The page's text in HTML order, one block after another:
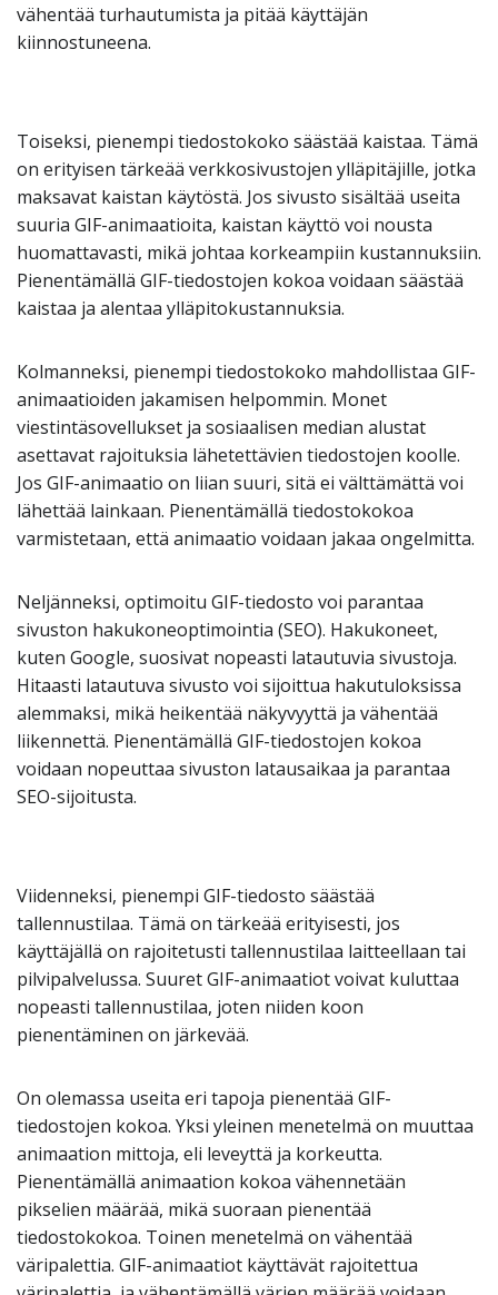
vähentää turhautumista ja pitää käyttäjän
kiinnostuneena.
Toiseksi, pienempi tiedostokoko säästää kaistaa. Tämä
on erityisen tärkeää verkkosivustojen ylläpitäjille, jotka
maksavat kaistan käytöstä. Jos sivusto sisältää useita
suuria GIF-animaatioita, kaistan käyttö voi nousta
huomattavasti, mikä johtaa korkeampiin kustannuksiin.
Pienentämällä GIF-tiedostojen kokoa voidaan säästää
kaistaa ja alentaa ylläpitokustannuksia.
Kolmanneksi, pienempi tiedostokoko mahdollistaa GIF-
animaatioiden jakamisen helpommin. Monet
viestintäsovellukset ja sosiaalisen median alustat
asettavat rajoituksia lähetettävien tiedostojen koolle.
Jos GIF-animaatio on liian suuri, sitä ei välttämättä voi
lähettää lainkaan. Pienentämällä tiedostokokoa
varmistetaan, että animaatio voidaan jakaa ongelmitta.
Neljänneksi, optimoitu GIF-tiedosto voi parantaa
sivuston hakukoneoptimointia (SEO). Hakukoneet,
kuten Google, suosivat nopeasti latautuvia sivustoja.
Hitaasti latautuva sivusto voi sijoittua hakutuloksissa
alemmaksi, mikä heikentää näkyvyyttä ja vähentää
liikennettä. Pienentämällä GIF-tiedostojen kokoa
voidaan nopeuttaa sivuston latausaikaa ja parantaa
SEO-sijoitusta.
Viidenneksi, pienempi GIF-tiedosto säästää
tallennustilaa. Tämä on tärkeää erityisesti, jos
käyttäjällä on rajoitetusti tallennustilaa laitteellaan tai
pilvipalvelussa. Suuret GIF-animaatiot voivat kuluttaa
nopeasti tallennustilaa, joten niiden koon
pienentäminen on järkevää.
On olemassa useita eri tapoja pienentää GIF-
tiedostojen kokoa. Yksi yleinen menetelmä on muuttaa
animaation mittoja, eli leveyttä ja korkeutta.
Pienentämällä animaation kokoa vähennetään
pikselien määrää, mikä suoraan pienentää
tiedostokokoa. Toinen menetelmä on vähentää
väripalettia. GIF-animaatiot käyttävät rajoitettua